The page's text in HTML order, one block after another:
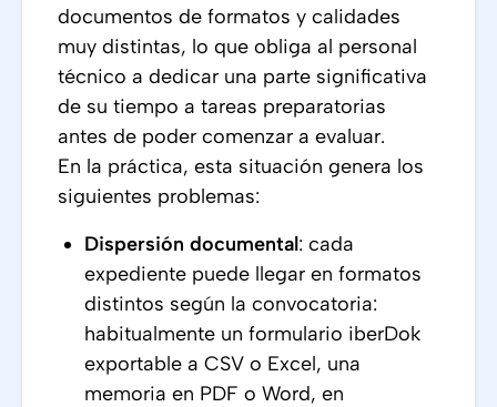
documentos de formatos y calidades
muy distintas, lo que obliga al personal
técnico a dedicar una parte significativa
de su tiempo a tareas preparatorias
antes de poder comenzar a evaluar.
En la práctica, esta situación genera los
siguientes problemas:
Dispersión documental: cada
expediente puede llegar en formatos
distintos según la convocatoria:
habitualmente un formulario iberDok
exportable a CSV o Excel, una
memoria en PDF o Word, en